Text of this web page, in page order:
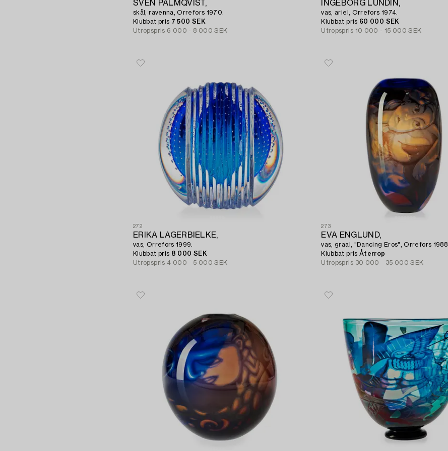
SVEN PALMQVIST,
skål, ravenna, Orrefors 1970.
Klubbat pris 7 500 SEK
Utropspris 6 000 - 8 000 SEK
INGEBORG LUNDIN,
vas, ariel, Orrefors 1974.
Klubbat pris 60 000 SEK
Utropspris 10 000 - 15 000 SEK
272
ERIKA LAGERBIELKE,
vas, Orrefors 1999.
Klubbat pris 8 000 SEK
Utropspris 4 000 - 5 000 SEK
273
EVA ENGLUND,
vas, graal, "Dancing Eros", Orrefors 1988.
Klubbat prisÅterrop
Utropspris 30 000 - 35 000 SEK